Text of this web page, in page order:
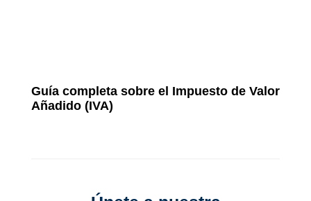
Guía completa sobre el Impuesto de Valor
Añadido (IVA)